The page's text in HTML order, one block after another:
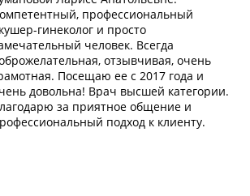
профессиональный
гинеколог и просто
человек. Всегда
отзывчивая, очень
Посещаю ее с 2017 года и
довольна! Врач высшей категории.
за приятное общение и
подход к клиенту.